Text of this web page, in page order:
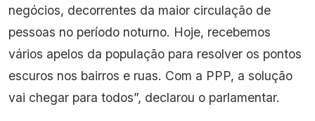
negócios, decorrentes da maior circulação de
pessoas no período noturno. Hoje, recebemos
vários apelos da população para resolver os pontos
escuros nos bairros e ruas. Com a PPP, a solução
vai chegar para todos”, declarou o parlamentar.